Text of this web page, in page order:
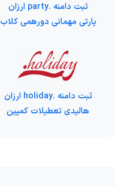
ثبت دامنه .party ارزان
پارتی مهمانی دورهمی کلاب
ثبت دامنه .holiday ارزان
هالیدی تعطیلات کمپین